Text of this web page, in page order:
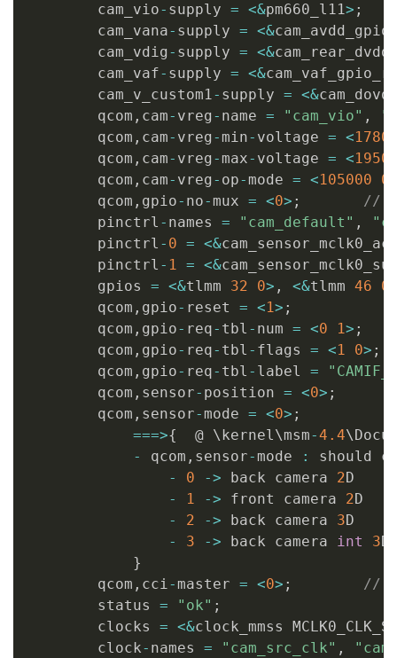
        cam_vio
- supply = <&pm660_l11> ;
        cam_vana
- supply = <&
        cam_vdig
- supply = <&
        cam_vaf
- supply = <&
        cam_v_custom1
- supply = <&
        qcom
, cam- vreg- name = "cam_vio" ,
        qcom
, cam- vreg-min- voltage = <
        qcom
, cam- vreg-max- voltage = <
        qcom
, cam- vreg- op-mode = <105000
0
        qcom
, gpio- no-mux = <0> ;
//
        pinctrl
- names = "cam_default" ,
        pinctrl
- 0 = <&
        pinctrl
- 1 = <&
        gpios
= <&tlmm 32 0> , <&tlmm 46 0
        qcom
, gpio- reset = <1> ;
        qcom
, gpio- req- tbl - num = <0 1> ;
        qcom
, gpio- req- tbl - flags = <1 0> ;
        qcom
, gpio- req- tbl - label =
        qcom
, sensor- position = <0> ;
        qcom
, sensor-mode = <0> ;
===>{
  @ \kernel\msm
-4.4
-
qcom , sensor-mode :
should
-
0 -> back camera 2D
-
1 -> front camera 2D
-
2 -> back camera 3D
-
3 -> back camera int 3D
}
        qcom
, cci-master = <0> ;
//
        status
= "ok" ;
        clocks
= <&clock_mmss
        clock
- names = "cam_src_clk" ,